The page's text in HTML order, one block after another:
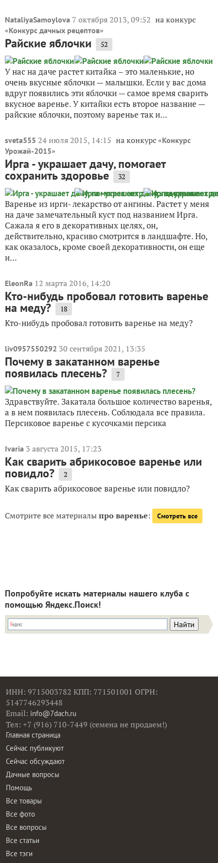
NataliyaSamoylova 7 октября 2013, 09:52 на конкурс
«Конкурс дачных рецептов»
Райские яблочки 52
У нас на даче растет китайка – это маленькие, но
очень вкусные яблочки — малышки. Если у вас дома
вдруг появились эти яблочки — самое время сварить
вкусное варенье. У китайки есть второе название —
райские яблочки, поэтому варенье так и...
sveta555 24 июля 2015, 14:15 на конкурс «Конкурс
Урожай-2015»
Ирга - украшает дачу, помогает
сохранить здоровье 32
Варенье из ирги- лекарство от ангины. Растет у меня
на даче замечательный куст под названием Ирга.
Сажала я его в декоративных целях, он,
действительно, красиво смотрится в ландшафте. Но,
как оказалось, кроме своей декоративности, он еще
и...
EleonRa 12 марта 2016, 14:20
Кто-нибудь пробовал готовить варенье
на меду? 18
Кто-нибудь пробовал готовить варенье на меду?
liv0957550292 30 сентября 2021, 13:35
Почему в закатанном варенье
появилась плесень? 7
Здравствуйте. Закатала большое количество варенья,
а в нем появилась плесень. Соблюдала все правила.
Персиковое варенье с кусочками персика
Ivaria 3 августа 2015, 17:23
Как сварить абрикосовое варенье или
повидло? 2
Как сварить абрикосовое варенье или повидло?
Смотрите все материалыпро варенье: Смотреть все
Попробуйте искать материалы нашего клуба с
помощью Яндекс.Поиск!
ИНН: 9715003782 КПП: 771501001 ОГРН:
5147746293448
Email: info@7dach.ru
Тел: +7 (916) 710-7449 (семена не продаем!)
Главная страница
Сейчас публикуют
Сейчас обсуждают
Дачные вопросы
Помощь
Все товары
Все фото
Все вопросы
Все статьи
Все тэги